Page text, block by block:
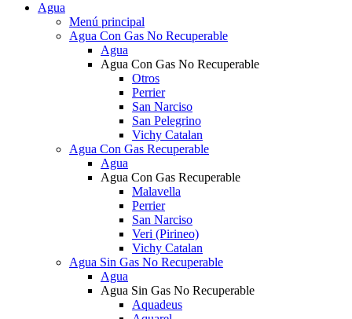
Agua
Menú principal
Agua Con Gas No Recuperable
Agua
Agua Con Gas No Recuperable
Otros
Perrier
San Narciso
San Pelegrino
Vichy Catalan
Agua Con Gas Recuperable
Agua
Agua Con Gas Recuperable
Malavella
Perrier
San Narciso
Veri (Pirineo)
Vichy Catalan
Agua Sin Gas No Recuperable
Agua
Agua Sin Gas No Recuperable
Aquadeus